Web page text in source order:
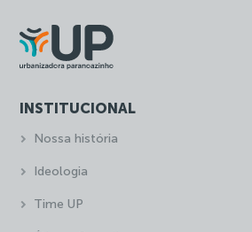
INSTITUCIONAL
Nossa história
Ideologia
Time UP